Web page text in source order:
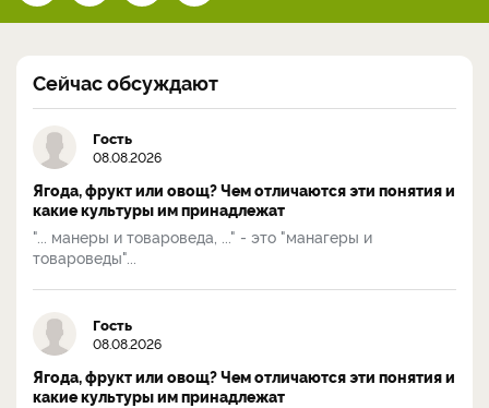
Сейчас обсуждают
Гость
08.08.2026
Ягода, фрукт или овощ? Чем отличаются эти понятия и
какие культуры им принадлежат
"... манеры и товароведа, ..." - это "манагеры и
товароведы"...
Гость
08.08.2026
Ягода, фрукт или овощ? Чем отличаются эти понятия и
какие культуры им принадлежат